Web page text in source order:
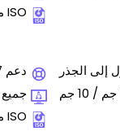
ISO مخصص
إلى الجذر
دعم 24x7
ISO مخصص